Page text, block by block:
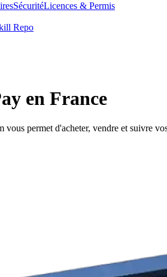
SécuritéLicences & Permis
Repo
en France
permet d'acheter, vendre et suivre